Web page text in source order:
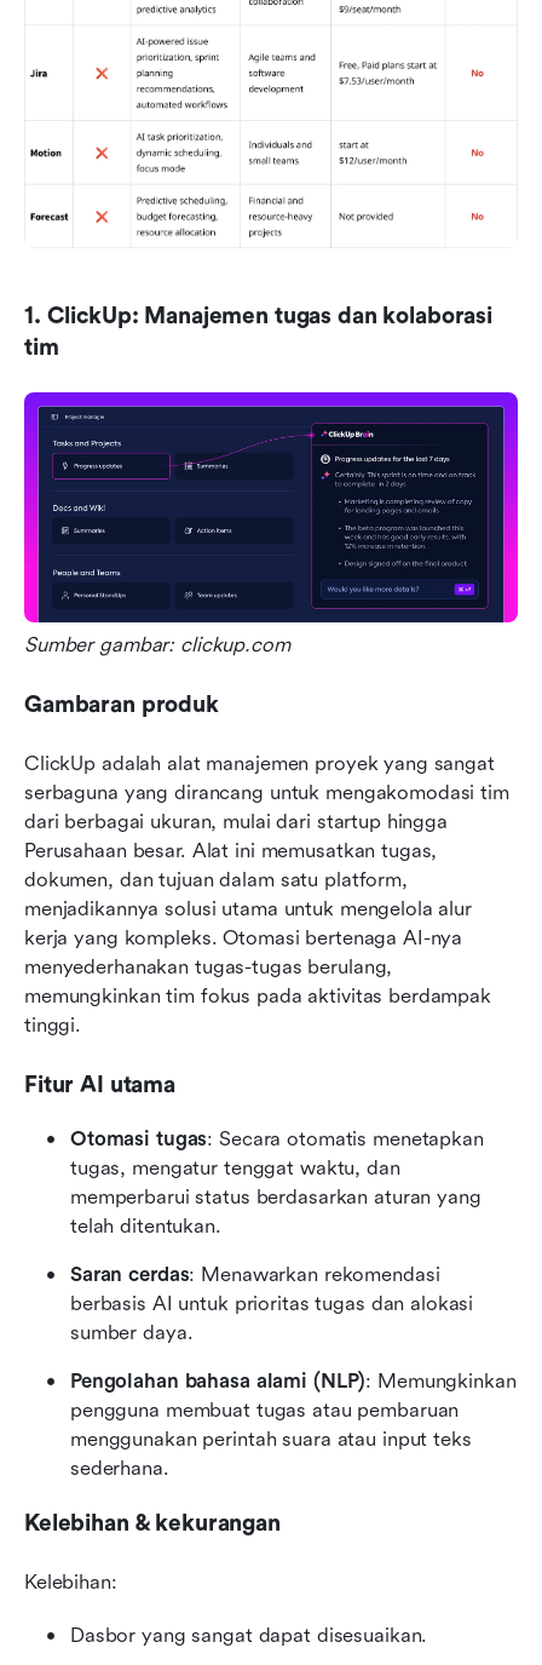
1. ClickUp: Manajemen tugas dan kolaborasi
tim
Sumber gambar: clickup.com
Gambaran produk
ClickUp adalah alat manajemen proyek yang sangat
serbaguna yang dirancang untuk mengakomodasi tim
dari berbagai ukuran, mulai dari startup hingga
Perusahaan besar. Alat ini memusatkan tugas,
dokumen, dan tujuan dalam satu platform,
menjadikannya solusi utama untuk mengelola alur
kerja yang kompleks. Otomasi bertenaga AI-nya
menyederhanakan tugas-tugas berulang,
memungkinkan tim fokus pada aktivitas berdampak
tinggi.
Fitur AI utama
Otomasi tugas: Secara otomatis menetapkan
tugas, mengatur tenggat waktu, dan
memperbarui status berdasarkan aturan yang
telah ditentukan.
Saran cerdas: Menawarkan rekomendasi
berbasis AI untuk prioritas tugas dan alokasi
sumber daya.
Pengolahan bahasa alami (NLP): Memungkinkan
pengguna membuat tugas atau pembaruan
menggunakan perintah suara atau input teks
sederhana.
Kelebihan & kekurangan
Kelebihan:
Dasbor yang sangat dapat disesuaikan.